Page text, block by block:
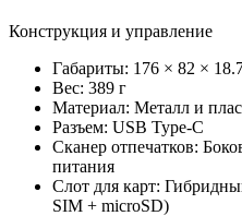
Конструкция и управление
Габариты: 176 × 82 ×
Вес: 389 г
Материал: Металл и
Разъем: USB Type-C
Сканер отпечатков:
питания
Слот для карт:
SIM + microSD)